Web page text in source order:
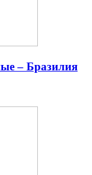
– Бразилия